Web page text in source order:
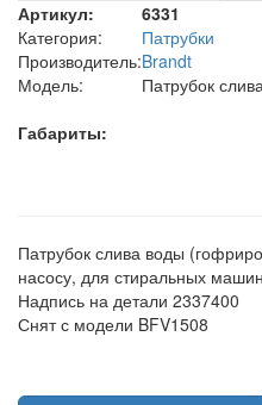
Артикул:
6331
Категория:
Патрубки
Производитель:Brandt
Модель:
Патрубок
Габариты:
Патрубок слива воды
насосу, для стиральных
Надпись на детали 2337400
Снят с модели BFV1508